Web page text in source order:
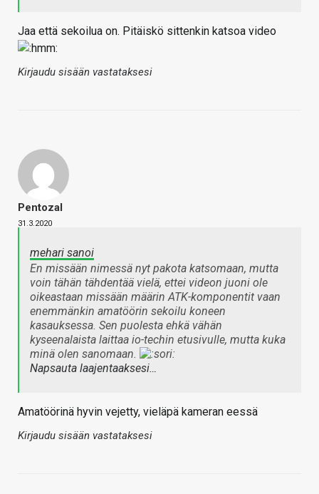
Jaa että sekoilua on. Pitäiskö sittenkin katsoa video
Kirjaudu sisään vastataksesi
Pentozal
31.3.2020
mehari sanoi
En missään nimessä nyt pakota katsomaan, mutta
voin tähän tähdentää vielä, ettei videon juoni ole
oikeastaan missään määrin ATK-komponentit vaan
enemmänkin amatöörin sekoilu koneen
kasauksessa. Sen puolesta ehkä vähän
kyseenalaista laittaa io-techin etusivulle, mutta kuka
minä olen sanomaan.
Napsauta laajentaaksesi…
Amatöörinä hyvin vejetty, vieläpä kameran eessä
Kirjaudu sisään vastataksesi